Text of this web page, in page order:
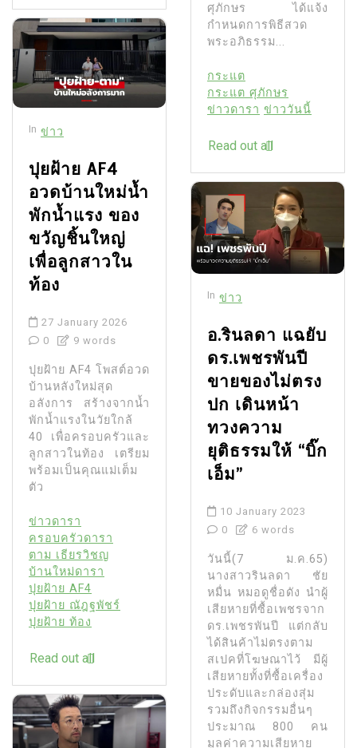
In ข่าว
ปุยฝ้าย AF4
อวดบ้านใหม่น้ำ
พักน้ำแรง ของ
ขวัญชิ้นใหญ่
เพื่อลูกสาวใน
ท้อง
27 January 2026
0
9 words
ปุยฝ้าย AF4 โพสต์อวด
บ้านหลังใหม่สุด
อลังการ สร้างจากน้ำ
พักน้ำแรงในวัยใกล้
40 เพื่อครอบครัวและ
ลูกสาวในท้อง เตรียม
พร้อมเป็นคุณแม่เต็ม
ตัว
ข่าวดารา
ครอบครัวดารา
ตาม เธียรวิชญ
บ้านใหม่ดารา
ปุยฝ้าย AF4
ปุยฝ้าย ณัฎฐพัชร์
ปุยฝ้าย ท้อง
Read out all
ศุภักษร ได้แจ้ง
กำหนดการพิธีสวด
พระอภิธรรม...
กระแต
กระแต ศุภักษร
ข่าวดารา ข่าววันนี้
Read out all
In ข่าว
อ.รินลดา แฉยับ
ดร.เพชรพันปี
ขายของไม่ตรง
ปก เดินหน้า
ทวงความ
ยุติธรรมให้ “บิ๊ก
เอ็ม”
10 January 2023
0
6 words
วันนี้(7 ม.ค.65)
นางสาวรินลดา ชัย
หมื่น หมอดูชื่อดัง นำผู้
เสียหายที่ซื้อเพชรจาก
ดร.เพชรพันปี แต่กลับ
ได้สินค้าไม่ตรงตาม
สเปคที่โฆษณาไว้ มีผู้
เสียหายทั้งที่ซื้อเครื่อง
ประดับและกล่องสุ่ม
รวมถึงกิจกรรมอื่นๆ
ประมาณ 800 คน
มูลค่าความเสียหาย